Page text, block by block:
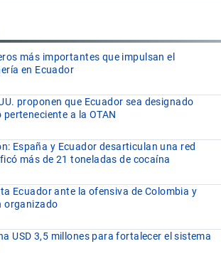
más importantes que impulsan el
en Ecuador
proponen que Ecuador sea designado
a la OTAN
España y Ecuador desarticulan una red
más de 21 toneladas de cocaína
Ecuador ante la ofensiva de Colombia y
organizado
USD 3,5 millones para fortalecer el sistema